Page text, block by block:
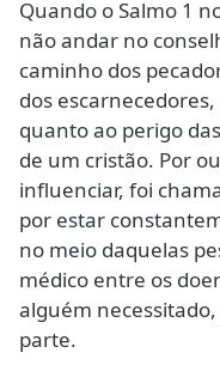
Quando o Salmo 1
não andar no
caminho dos
dos
quanto ao perigo
de um cristão. Por
influenciar, foi
por estar
no meio daquelas
médico entre os
alguém
parte.